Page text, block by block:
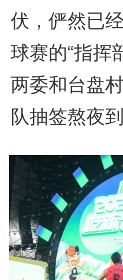
伏，俨然已
球赛的“指挥
两委和台盘
队抽签熬夜到